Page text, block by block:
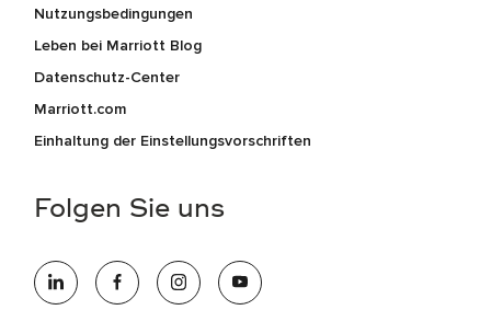
Nutzungsbedingungen
Leben bei Marriott Blog
Datenschutz-Center
Marriott.com
Einhaltung der Einstellungsvorschriften
Folgen Sie uns